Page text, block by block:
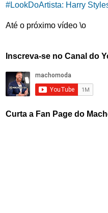
#LookDoArtista: Harry
Até o próximo vídeo \o
Inscreva-se no Canal do
Curta a Fan Page do